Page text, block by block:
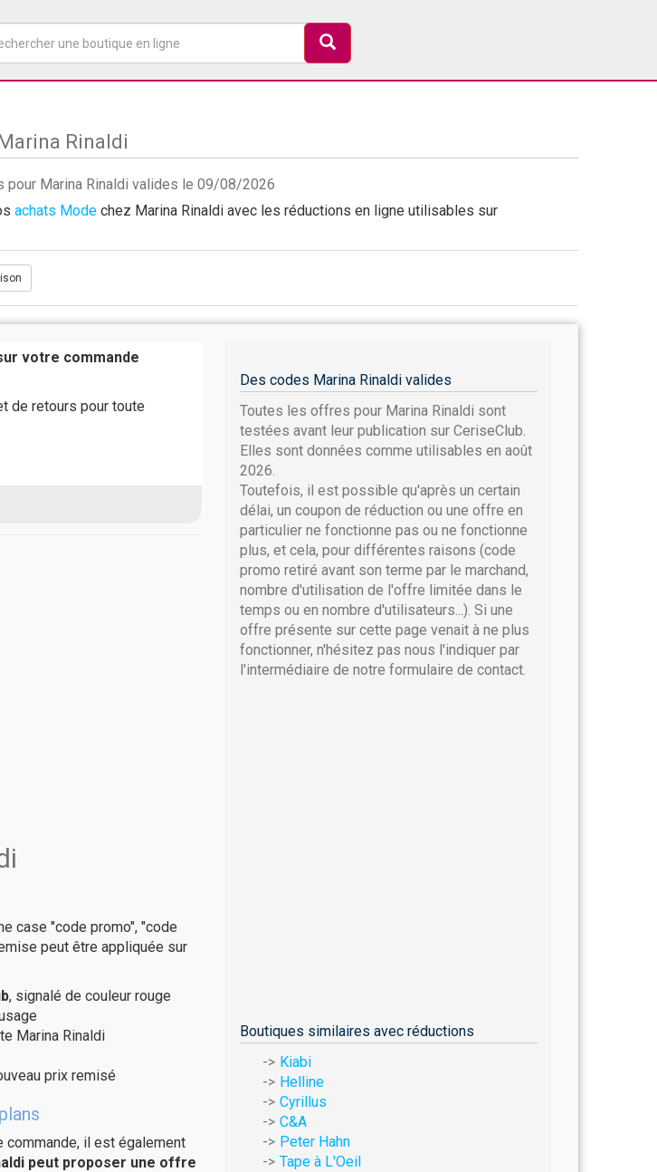
Rinaldi
pour Marina Rinaldi valides le 09/08/2026
achats Mode chez Marina Rinaldi avec les réductions en ligne utilisables sur
votre commande
de retours pour toute
case "code promo", "code
peut être appliquée sur
, signalé de couleur rouge
Marina Rinaldi
prix remisé
commande, il est également
peut proposer une offre
Des codes Marina Rinaldi valides
Toutes les offres pour Marina Rinaldi sont
testées avant leur publication sur CeriseClub.
Elles sont données comme utilisables en août
2026.
Toutefois, il est possible qu'après un certain
délai, un coupon de réduction ou une offre en
particulier ne fonctionne pas ou ne fonctionne
plus, et cela, pour différentes raisons (code
promo retiré avant son terme par le marchand,
nombre d'utilisation de l'offre limitée dans le
temps ou en nombre d'utilisateurs...). Si une
offre présente sur cette page venait à ne plus
fonctionner, n'hésitez pas nous l'indiquer par
l'intermédiaire de notre formulaire de contact.
Boutiques similaires avec réductions
Kiabi
Helline
Cyrillus
C&A
Peter Hahn
Tape à L'Oeil